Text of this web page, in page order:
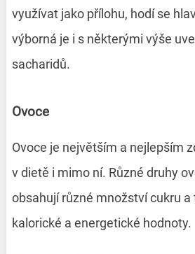
využívat jako přílohu, hodí se
výborná je i s některými výše
sacharidů.
Ovoce
Ovoce je největším a nejlepším
v dietě i mimo ní. Různé druhy
obsahují různé množství cukru a
kalorické a energetické hodnoty.